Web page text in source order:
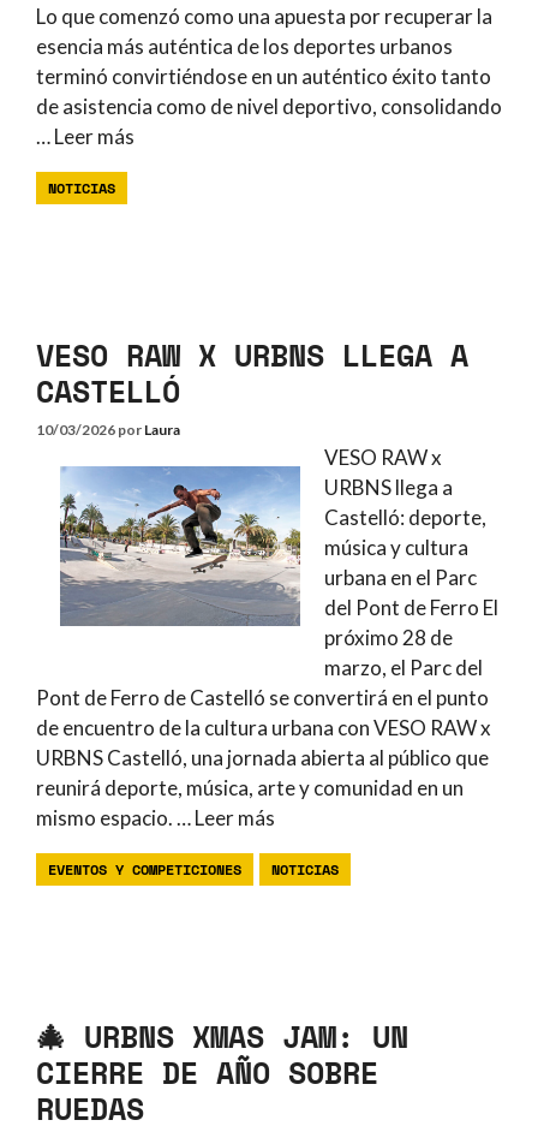
Lo que comenzó como una apuesta por recuperar la
esencia más auténtica de los deportes urbanos
terminó convirtiéndose en un auténtico éxito tanto
de asistencia como de nivel deportivo, consolidando
…Leer más
NOTICIAS
VESO RAW X URBNS LLEGA A
CASTELLÓ
10/03/2026 por Laura
VESO RAW x
URBNS llega a
Castelló: deporte,
música y cultura
urbana en el Parc
del Pont de Ferro El
próximo 28 de
marzo, el Parc del
Pont de Ferro de Castelló se convertirá en el punto
de encuentro de la cultura urbana con VESO RAW x
URBNS Castelló, una jornada abierta al público que
reunirá deporte, música, arte y comunidad en un
mismo espacio. …Leer más
EVENTOS Y COMPETICIONES NOTICIAS
🎄 URBNS XMAS JAM: UN
CIERRE DE AÑO SOBRE
RUEDAS